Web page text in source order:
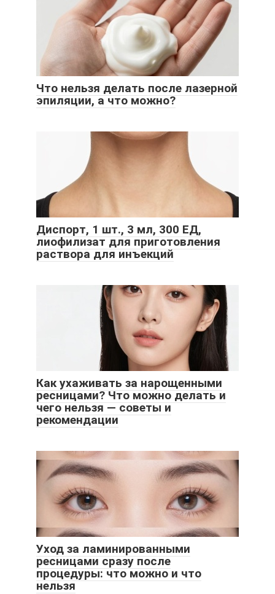
Что нельзя делать после лазерной
эпиляции, а что можно?
Диспорт, 1 шт., 3 мл, 300 ЕД,
лиофилизат для приготовления
раствора для инъекций
Как ухаживать за нарощенными
ресницами? Что можно делать и
чего нельзя — советы и
рекомендации
Уход за ламинированными
ресницами сразу после
процедуры: что можно и что
нельзя